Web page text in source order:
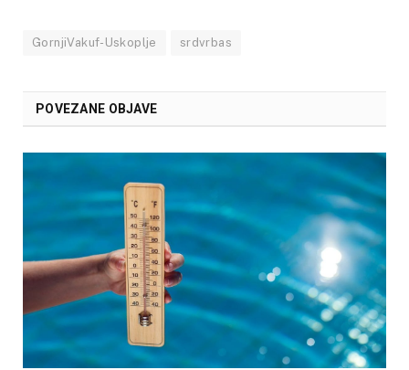
GornjiVakuf-Uskoplje srdvrbas
POVEZANE OBJAVE